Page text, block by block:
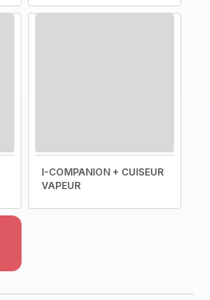
I-COMPANION + CUISEUR
VAPEUR